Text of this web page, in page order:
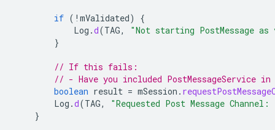
if ( ! mValidated)
{
Log .d(TAG,
"Not starting PostMessage
}
// If this fails:
// - Have you included PostMessageService
boolean result = mSession .
Log .d(TAG,
"Requested Post Message
}